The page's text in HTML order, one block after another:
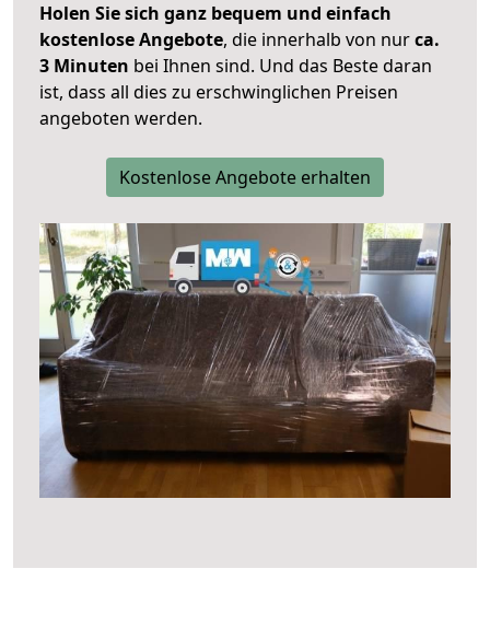
Holen Sie sich ganz bequem und einfach
kostenlose Angebote, die innerhalb von nurca.
3 Minuten bei Ihnen sind. Und das Beste daran
ist, dass all dies zu erschwinglichen Preisen
angeboten werden.
Kostenlose Angebote erhalten